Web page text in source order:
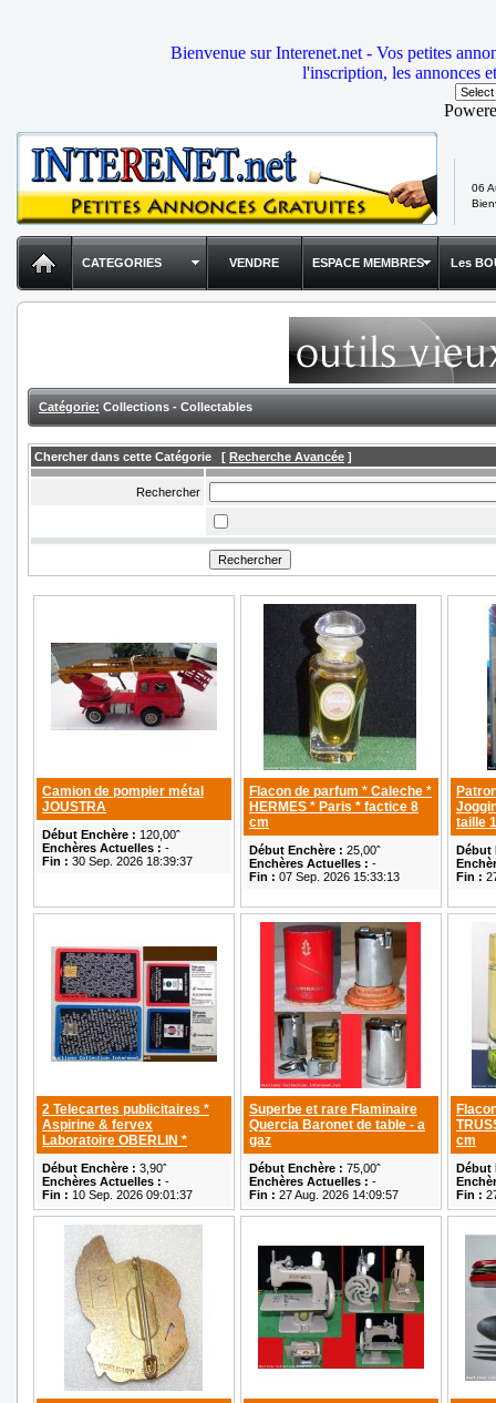
Bienvenue sur Interenet.net - Vos petites
l'inscription, les annonces
06
CATEGORIES VENDRE ESPACE MEMBRES Les
Catégorie: Collections - Collectables
Chercher dans cette Catégorie [ Recherche Avancée ]
Rechercher
Camion de pompier métal
JOUSTRA
Début Enchère : 120,00ˆ
Enchères Actuelles : -
Fin : 30 Sep. 2026 18:39:37
Flacon de parfum * Caleche *
HERMES * Paris * factice 8
cm
Début Enchère : 25,00ˆ
Enchères Actuelles : -
Fin : 07 Sep. 2026 15:33:13
taille
Début
Fin :
2 Telecartes publicitaires *
Aspirine & fervex
Laboratoire OBERLIN *
Début Enchère : 3,90ˆ
Enchères Actuelles : -
Fin : 10 Sep. 2026 09:01:37
Superbe et rare Flaminaire
Quercia Baronet de table - a
gaz
Début Enchère : 75,00ˆ
Enchères Actuelles : -
Fin : 27 Aug. 2026 14:09:57
cm
Début
Fin :